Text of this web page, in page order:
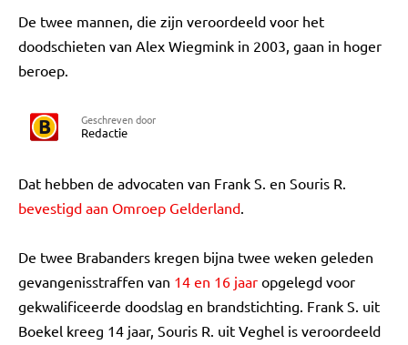
De twee mannen, die zijn veroordeeld voor het
doodschieten van Alex Wiegmink in 2003, gaan in hoger
beroep.
Geschreven door
Redactie
Dat hebben de advocaten van Frank S. en Souris R.
bevestigd aan Omroep Gelderland.
De twee Brabanders kregen bijna twee weken geleden
gevangenisstraffen van 14 en 16 jaar opgelegd voor
gekwalificeerde doodslag en brandstichting. Frank S. uit
Boekel kreeg 14 jaar, Souris R. uit Veghel is veroordeeld